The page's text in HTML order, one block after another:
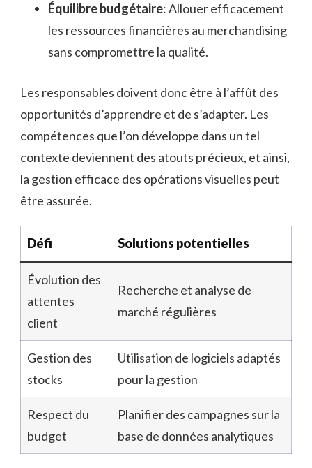
Équilibre budgétaire: Allouer efficacement
les ressources financières au merchandising
sans compromettre la qualité.
Les responsables doivent donc être à l’affût des
opportunités d’apprendre et de s’adapter. Les
compétences que l’on développe dans un tel
contexte deviennent des atouts précieux, et ainsi,
la gestion efficace des opérations visuelles peut
être assurée.
Défi Solutions potentielles
Évolution des
attentes
client
Recherche et analyse de
marché régulières
Gestion des
stocks
Utilisation de logiciels adaptés
pour la gestion
Respect du
budget
Planifier des campagnes sur la
base de données analytiques